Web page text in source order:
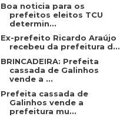
Boa noticia para os
prefeitos eleitos TCU
determin...
Ex-prefeito Ricardo Araújo
recebeu da prefeitura d...
BRINCADEIRA: Prefeita
cassada de Galinhos
vende a ...
Prefeita cassada de
Galinhos vende a
prefeitura mu...